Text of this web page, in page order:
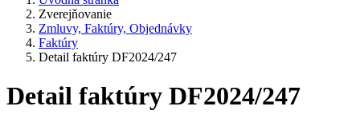
Zverejňovanie
Zmluvy, Faktúry, Objednávky
Faktúry
Detail faktúry DF2024/247
Detail faktúry DF2024/247